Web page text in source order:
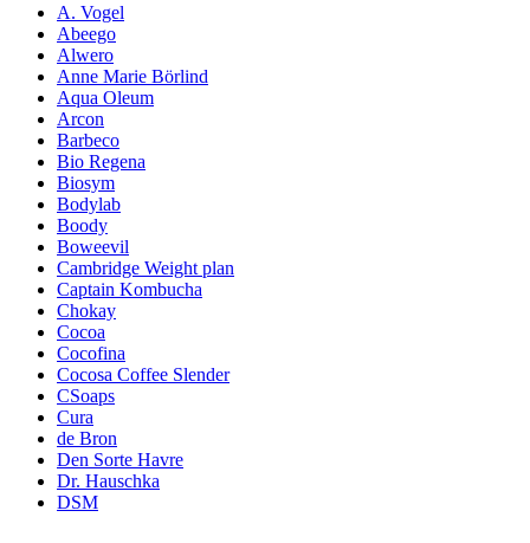
A. Vogel
Abeego
Alwero
Anne Marie Börlind
Aqua Oleum
Arcon
Barbeco
Bio Regena
Biosym
Bodylab
Boody
Boweevil
Cambridge Weight plan
Captain Kombucha
Chokay
Cocoa
Cocofina
Cocosa Coffee Slender
CSoaps
Cura
de Bron
Den Sorte Havre
Dr. Hauschka
DSM